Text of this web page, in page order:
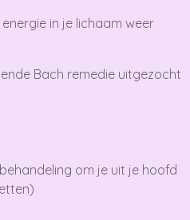
in je lichaam weer
Bach remedie uitgezocht
om je uit je hoofd